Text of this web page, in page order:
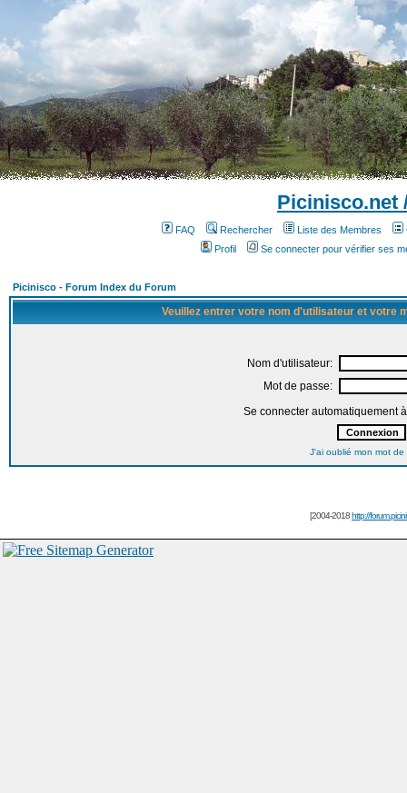
Picinisco.net
FAQ Rechercher Liste des Membres
Profil
Se connecter pour vérifier ses
Picinisco - Forum Index du Forum
Veuillez entrer votre nom d'utilisateur et votre
Nom d'utilisateur:
Mot de passe:
Se connecter automatiquement
J'ai oublié mon mot de
[2004-2018http://